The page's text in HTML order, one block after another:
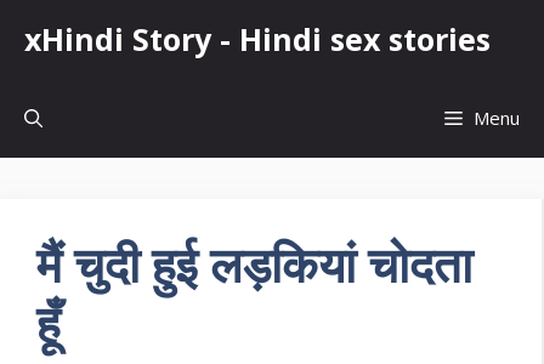
xHindi Story - Hindi sex stories
Menu
मैं चुदी हुई लड़कियां चोदता
हूँ